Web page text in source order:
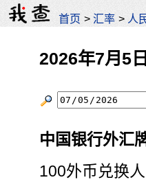
首页 >汇率 > 人
2026年7月5
中国银行外汇
100外币兑换人